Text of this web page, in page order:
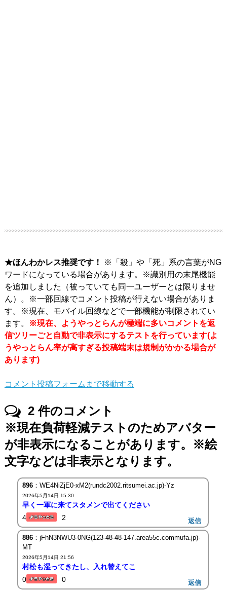
★ほんわかレス推奨です！
※「殺」や「死」系の言葉がNG
ワードになっている場合があります。※識別用の末尾機能
を追加しました（被っていても同一ユーザーとは限りませ
ん）。※一部回線でコメント投稿が行えない場合がありま
す。※現在、モバイル回線などで一部機能が制限されてい
ます。
※現在、ようやっとらんが極端に多いコメントを返
信ツリーごと自動で非表示にするテストを行っています(よ
うやっとらん率が高すぎる投稿端末は規制がかかる場合が
あります)
コメント投稿フォームまで移動する
2件のコメント
※現在負荷軽減テストのためアバター
が非表示になることがあります。※絵
文字などは非表示となります。
896：WE4NiZjE0-xM2(rundc2002.ritsumei.ac.jp)-Yz
2026年5月14日 15:30
早く一軍に来てスタメンで出てください
4
2 返信
886：jFhN3NWU3-0NG(123-48-48-147.area55c.commufa.jp)-
MT
2026年5月14日 21:56
村松も湿ってきたし、入れ替えてこ
0
0 返信